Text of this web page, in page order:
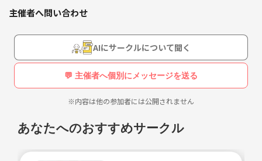
🍀こんな方を大募集🍀
・美味しいお店を知りたい！オシャレなお店に行きたい！と思っている
・一緒に外食できる仲間を探してる方
・友達を増やしたい方(新生活で名古屋に来たばかりで友達が少ない方
や、もともと名古屋に住んでる方も大歓迎)
・行ってみたいお店があるけど1人では行きにくいな…と思っている方
対象は男女ともに20代～30代
主催者へ問い合わせ
AIにサークルについて聞く
💬 主催者へ個別にメッセージを送る
※内容は他の参加者には公開されません
あなたへのおすすめサークル